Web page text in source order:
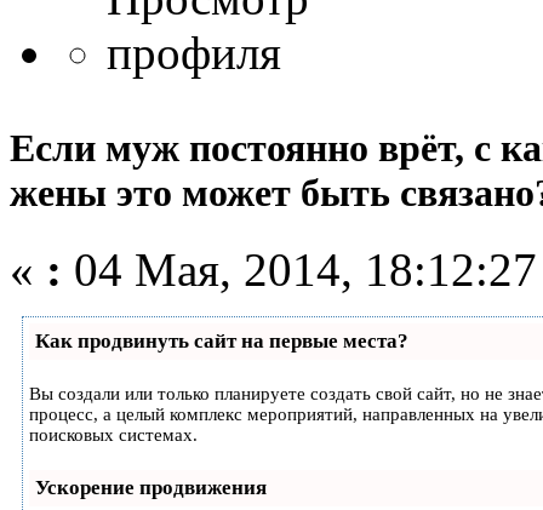
Если муж постоянно врёт, с
жены это может быть
« : 04 Мая, 2014,
Как продвинуть сайт на первые места?
Вы создали или только планируете создать свой сайт, но не
процесс, а целый комплекс мероприятий, направленных на
поисковых системах.
Ускорение продвижения